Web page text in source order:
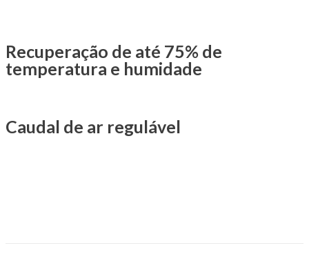
Recuperação de até 75% de
temperatura e humidade
Caudal de ar regulável